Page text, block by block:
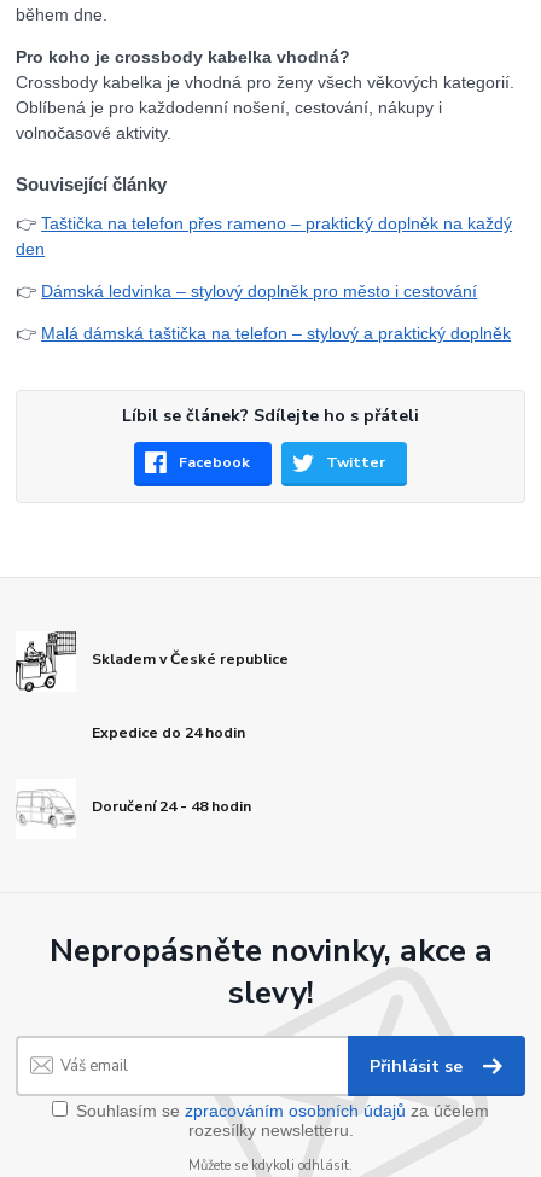
během dne.
Pro koho je crossbody kabelka vhodná?
Crossbody kabelka je vhodná pro ženy všech věkových kategorií.
Oblíbená je pro každodenní nošení, cestování, nákupy i
volnočasové aktivity.
Související články
👉Taštička na telefon přes rameno – praktický doplněk na každý
den
👉 Dámská ledvinka – stylový doplněk pro město i cestování
👉 Malá dámská taštička na telefon – stylový a praktický doplněk
Líbil se článek? Sdílejte ho s přáteli
Facebook Twitter
Skladem v České republice
Expedice do 24 hodin
Doručení 24 - 48 hodin
Nepropásněte novinky, akce a
slevy!
Přihlásit se
Souhlasím se zpracováním osobních údajů za účelem
rozesílky newsletteru.
Můžete se kdykoli odhlásit.